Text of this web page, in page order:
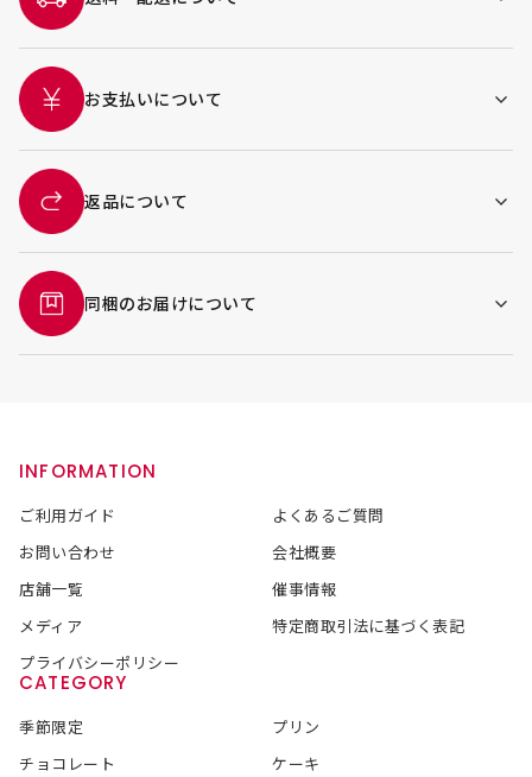
お支払いについて
返品について
同梱のお届けについて
INFORMATION
ご利用ガイド
よくあるご質問
お問い合わせ
会社概要
店舗一覧
催事情報
メディア
特定商取引法に基づく表記
プライバシーポリシー
CATEGORY
季節限定
プリン
チョコレート
ケーキ